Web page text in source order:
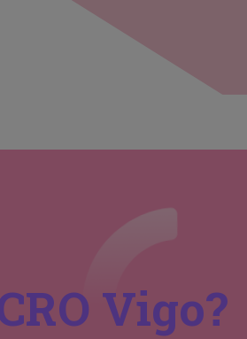
Vigo?